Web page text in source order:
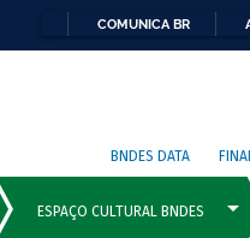
COMUNICA BR
BNDES DATA